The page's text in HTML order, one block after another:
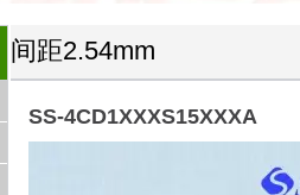
间距2.54mm
SS-4CD1XXXS15XXXA